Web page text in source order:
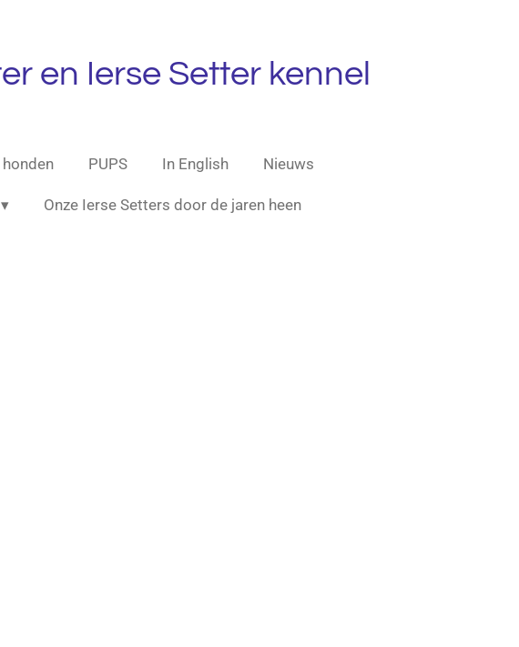
en Ierse Setter kennel
PUPS In English Nieuws
Onze Ierse Setters door de jaren heen